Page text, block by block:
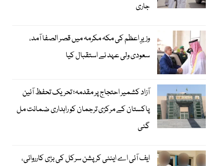
جاری
وزیرِ اعظم کی مکہ مکرمہ میں قصر الصفا آمد،
سعودی ولی عہد نے استقبال کیا
آزاد کشمیر احتجاج پر مقدمہ؛ تحریک تحفظ آئین
پاکستان کے مرکزی ترجمان کو راہداری ضمانت مل
گئی
ایف آئی اے اینٹی کرپشن سرکل کی بڑی کارروائی،